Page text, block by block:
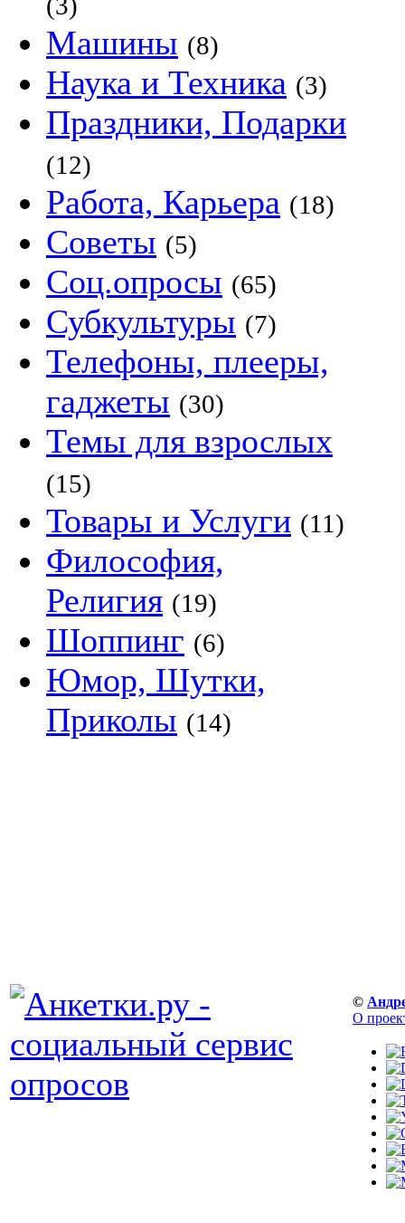
Машины (8)
Наука и Техника (3)
Праздники, Подарки
(12)
Работа, Карьера (18)
Советы (5)
Соц.опросы (65)
Субкультуры (7)
Телефоны, плееры,
гаджеты (30)
Темы для взрослых
(15)
Товары и Услуги (11)
Философия,
Религия (19)
Шоппинг (6)
Юмор, Шутки,
Приколы (14)
©
О